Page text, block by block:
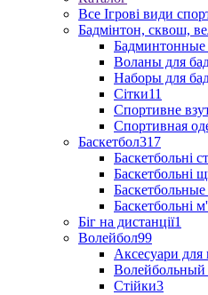
Все Ігрові види
Бадмінтон, сквош,
Бадминтонные
Воланы для
Наборы для
Сітки11
Спортивне
Спортивная
Баскетбол317
Баскетбольні
Баскетбольні
Баскетбольные
Баскетбольні
Біг на дистанції1
Волейбол99
Аксесуари для
Волейбольный
Стійки3